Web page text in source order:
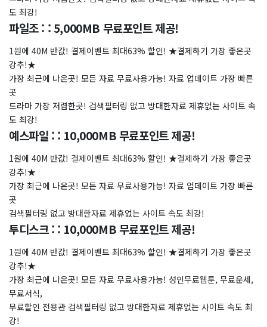
도 최강!
파일조 : : 5,000MB 무료포인트 제공!
1원에 40M 반값! 결제이벤트 최대63% 할인! ★결제하기 가장 좋은곳
강추!★
가장 최근에 나온곳! 모든 자료 무료사용가능! 자료 업데이트 가장 빠른
곳
드라마 가장 저렴한곳! 검색필터링 없고 방대한자료 제휴없는 사이트 속
도 최강!
예스파일 : : 10,000MB 무료포인트 제공!
1원에 40M 반값! 결제이벤트 최대63% 할인! ★결제하기 가장 좋은곳
강추!★
가장 최근에 나온곳! 모든 자료 무료사용가능! 자료 업데이트 가장 빠른
곳
검색필터링 없고 방대한자료 제휴없는 사이트 속도 최강!
투디스크 : : 10,000MB 무료포인트 제공!
1원에 40M 반값! 결제이벤트 최대63% 할인! ★결제하기 가장 좋은곳
강추!★
가장 최근에 나온곳! 모든 자료 무료사용가능! 성인무료웹툰, 무료운세,
무료서식,
무료할인 전용관 검색필터링 없고 방대한자료 제휴없는 사이트 속도 최
강!